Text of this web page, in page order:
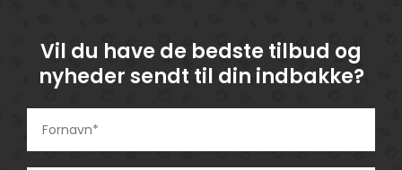
Vil du have de bedste tilbud og
nyheder sendt til din indbakke?